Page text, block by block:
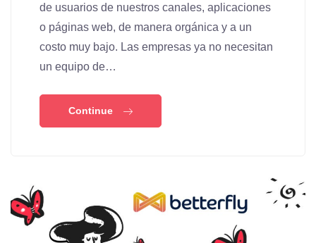
de usuarios de nuestros canales, aplicaciones
o páginas web, de manera orgánica y a un
costo muy bajo. Las empresas ya no necesitan
un equipo de…
Continue